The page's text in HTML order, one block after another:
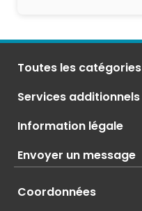
Toutes les catégories
Services additionnels
Information légale
Envoyer un message
Coordonnées